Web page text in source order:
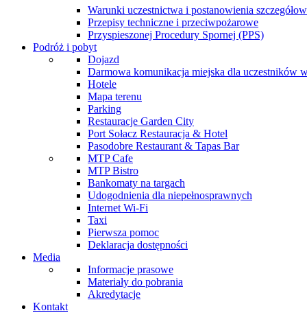
Warunki uczestnictwa i postanowienia
Przepisy techniczne i przeciwpożarowe
Przyspieszonej Procedury Spornej (PPS)
Podróż i pobyt
Dojazd
Darmowa komunikacja miejska dla uczestników
Hotele
Mapa terenu
Parking
Restauracje Garden City
Port Sołacz Restauracja & Hotel
Pasodobre Restaurant & Tapas Bar
MTP Cafe
MTP Bistro
Bankomaty na targach
Udogodnienia dla niepełnosprawnych
Internet Wi-Fi
Taxi
Pierwsza pomoc
Deklaracja dostępności
Media
Informacje prasowe
Materiały do pobrania
Akredytacje
Kontakt